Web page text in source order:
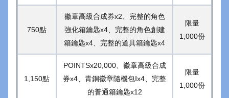
750點
徽章高級合成券x2、完整的角色
強化箱鑰匙x4、完整的角色創建
箱鑰匙x4、完整的道具箱鑰匙x4
限量
1,000份
1,150點
POINTSx20,000、徽章高級合成
券x4、青銅徽章隨機包Ⅰx4、完整
的普通箱鑰匙x12
限量
1,000份